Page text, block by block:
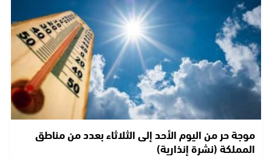
موجة حر من اليوم الأحد إلى الثلاثاء بعدد من مناطق
المملكة (نشرة إنذارية)